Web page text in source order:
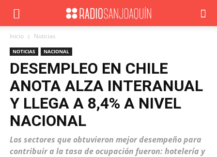
Inicio Noticias
NOTICIAS NACIONAL
DESEMPLEO EN CHILE
ANOTA ALZA INTERANUAL
Y LLEGA A 8,4% A NIVEL
NACIONAL
Los sectores que obtuvieron mejor desempeño para
contribuir a la tasa de ocupación fueron: hotelería y